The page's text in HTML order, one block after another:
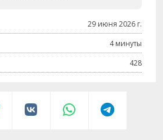
29 июня 2026 г.
4 минуты
428